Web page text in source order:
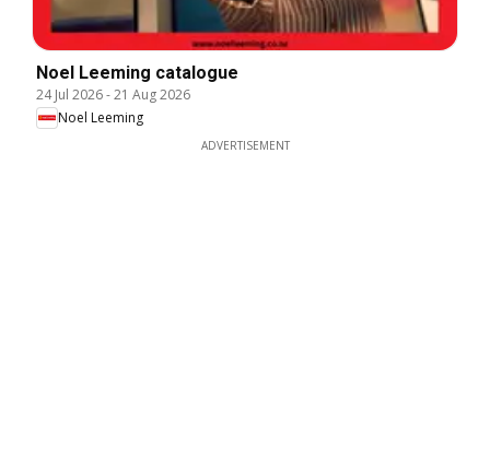
Noel Leeming catalogue
24 Jul 2026-21 Aug 2026
Noel Leeming
ADVERTISEMENT